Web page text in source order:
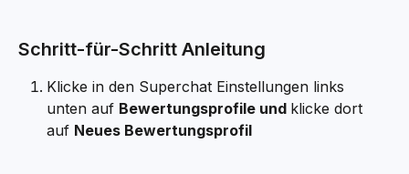
Schritt-für-Schritt Anleitung
Klicke in den Superchat Einstellungen links
unten auf Bewertungsprofile und klicke dort
auf Neues Bewertungsprofil